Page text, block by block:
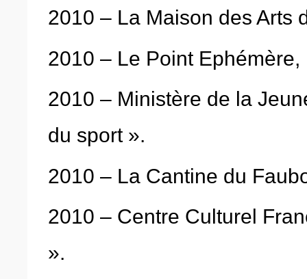
2010 – La Maison des Arts
2010 – Le Point Ephémère,
2010 – Ministère de la
du sport ».
2010 – La Cantine du
2010 – Centre Culturel
».